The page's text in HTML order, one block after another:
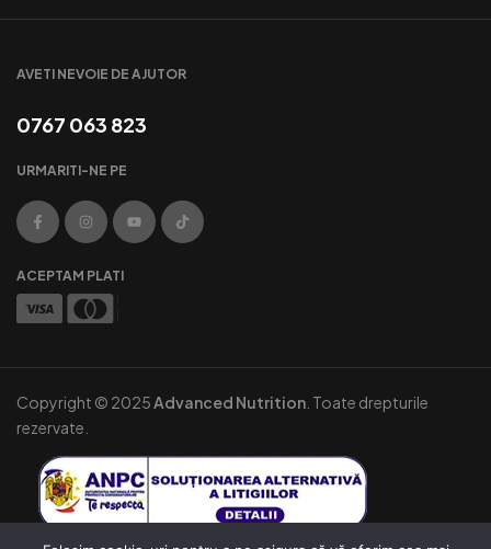
AVETI NEVOIE DE AJUTOR
0767 063 823
URMARITI-NE PE
ACEPTAM PLATI
Copyright © 2025Advanced Nutrition . Toate drepturile
rezervate.